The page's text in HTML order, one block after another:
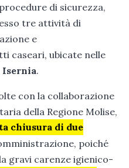
di sicurezza,
tre attività di
e
caseari, ubicate nelle
Isernia.
con la collaborazione
della Regione Molise,
chiusura di due
poiché
gravi carenze igienico-